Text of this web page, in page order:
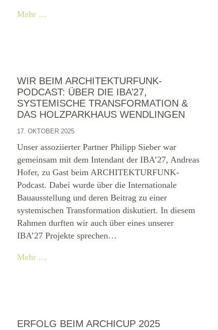
Mehr …
WIR BEIM ARCHITEKTURFUNK-
PODCAST: ÜBER DIE IBA’27,
SYSTEMISCHE TRANSFORMATION &
DAS HOLZPARKHAUS WENDLINGEN
17. OKTOBER 2025
Unser assoziierter Partner Philipp Sieber war
gemeinsam mit dem Intendant der IBA’27, Andreas
Hofer, zu Gast beim ARCHITEKTURFUNK-
Podcast. Dabei wurde über die Internationale
Bauausstellung und deren Beitrag zu einer
systemischen Transformation diskutiert. In diesem
Rahmen durften wir auch über eines unserer
IBA’27 Projekte sprechen…
Mehr …
ERFOLG BEIM ARCHICUP 2025